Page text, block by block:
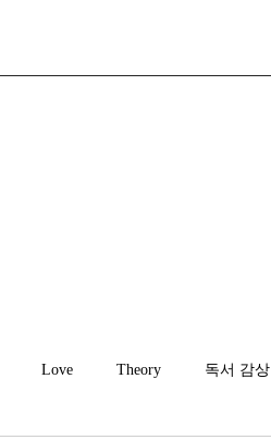
Love Theory 독서 감상